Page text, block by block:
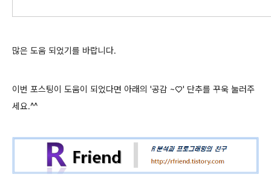
많은 도움 되었기를 바랍니다.
이번 포스팅이 도움이 되었다면 아래의 '공감 ~♡' 단추를 꾸욱 눌러주
세요.^^